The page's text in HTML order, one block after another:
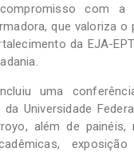
com a
que valoriza o
da EJA-
uma
Universidade
além de painéis,